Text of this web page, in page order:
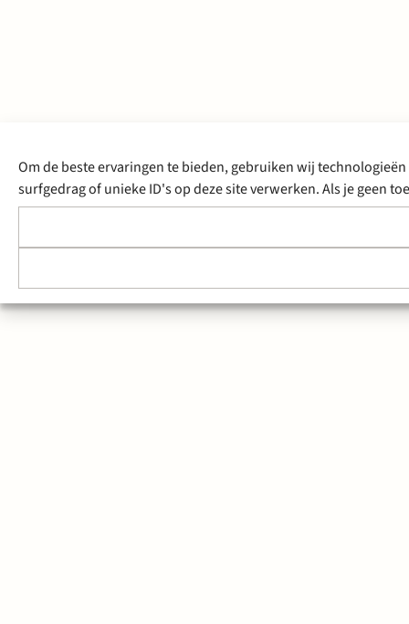
Om de beste ervaringen te bieden, gebruiken wij
surfgedrag of unieke ID's op deze site verwerken. Als je geen